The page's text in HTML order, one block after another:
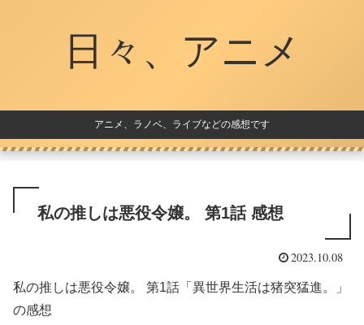
日々、アニメ
アニメ、ラノベ、ライブなどの感想です
私の推しは悪役令嬢。 第1話 感想
2023.10.08
私の推しは悪役令嬢。 第1話「異世界生活は猪突猛進。」
の感想